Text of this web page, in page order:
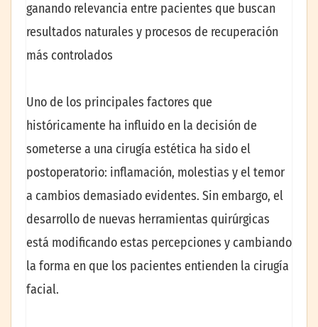
ganando relevancia entre pacientes que buscan
resultados naturales y procesos de recuperación
más controlados
Uno de los principales factores que
históricamente ha influido en la decisión de
someterse a una cirugía estética ha sido el
postoperatorio: inflamación, molestias y el temor
a cambios demasiado evidentes. Sin embargo, el
desarrollo de nuevas herramientas quirúrgicas
está modificando estas percepciones y cambiando
la forma en que los pacientes entienden la cirugía
facial.